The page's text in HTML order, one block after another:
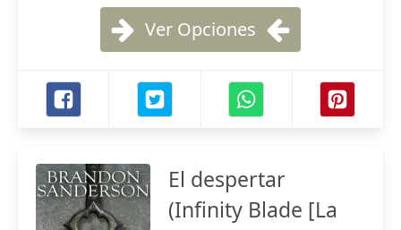
Ver Opciones
El despertar
(Infinity Blade [La